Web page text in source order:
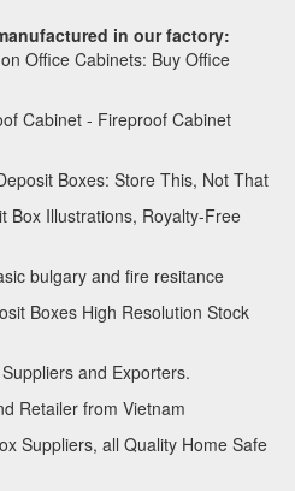
in our factory:
Office Cabinets: Buy Office
Cabinet - Fireproof Cabinet
Boxes: Store This, Not That
Box Illustrations, Royalty-Free
bulgary and fire resitance
Boxes High Resolution Stock
and Exporters.
Retailer from Vietnam
Suppliers, all Quality Home Safe